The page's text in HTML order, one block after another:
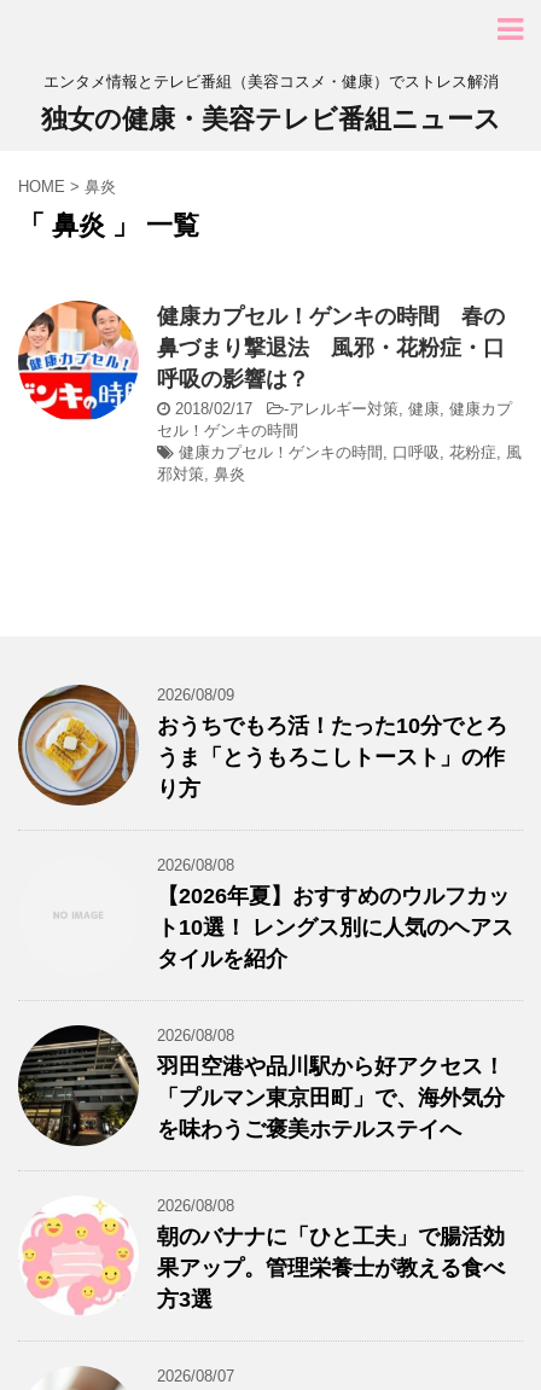
エンタメ情報とテレビ番組（美容コスメ・健康）でストレス解消
独女の健康・美容テレビ番組ニュース
HOME > 鼻炎
「 鼻炎 」 一覧
健康カプセル！ゲンキの時間 春の
鼻づまり撃退法 風邪・花粉症・口
呼吸の影響は？
2018/02/17 -アレルギー対策, 健康, 健康カプ
セル！ゲンキの時間
健康カプセル！ゲンキの時間 , 口呼吸 , 花粉症, 風
邪対策, 鼻炎
2026/08/09
おうちでもろ活！たった10分でとろ
うま「とうもろこしトースト」の作
り方
2026/08/08
【2026年夏】おすすめのウルフカッ
ト10選！ レングス別に人気のヘアス
タイルを紹介
2026/08/08
羽田空港や品川駅から好アクセス！
「プルマン東京田町」で、海外気分
を味わうご褒美ホテルステイへ
2026/08/08
朝のバナナに「ひと工夫」で腸活効
果アップ。管理栄養士が教える食べ
方3選
2026/08/07